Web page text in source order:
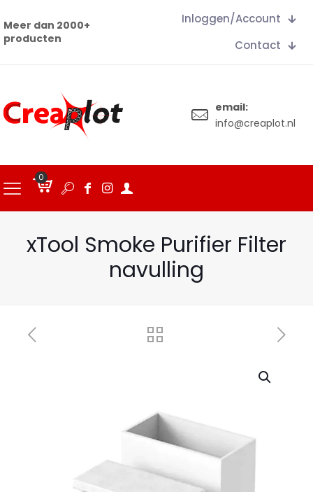
Meer dan 2000+
producten
Inloggen/Account
Contact
email:
info@creaplot.nl
0
xTool Smoke Purifier Filter
navulling